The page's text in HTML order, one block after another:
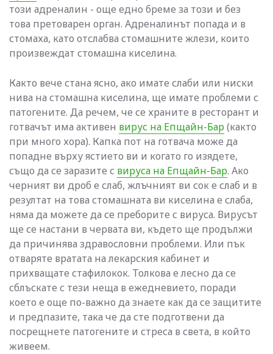
този адреналин - още едно бреме за този и без
това претоварен орган. Адреналинът попада и в
стомаха, като отслабва стомашните жлези, които
произвеждат стомашна киселина.
Както вече стана ясно, ако имате слаби или ниски
нива на стомашна киселина, ще имате проблеми с
патогените. Да речем, че се храните в ресторант и
готвачът има активен вирус на Епщайн-Бар(както
при много хора). Капка пот на готвача може да
попадне върху ястието ви и когато го изядете,
също да се заразите с вируса на Епщайн-Бар. Ако
черният ви дроб е слаб, жлъчният ви сок е слаб и в
резултат на това стомашната ви киселина е слаба,
няма да можете да се преборите с вируса. Вирусът
ще се настани в червата ви, където ще продължи
да причинява здравословни проблеми. Или пък
отваряте вратата на лекарския кабинет и
прихващате стафилокок. Толкова е лесно да се
сблъскате с тези неща в ежедневието, поради
което е още по-важно да знаете как да се защитите
и предпазите, така че да сте подготвени да
посрещнете патогените и стреса в света, в който
живеем.